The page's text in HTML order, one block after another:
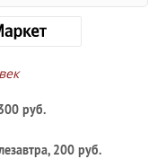
руб.
200 руб.